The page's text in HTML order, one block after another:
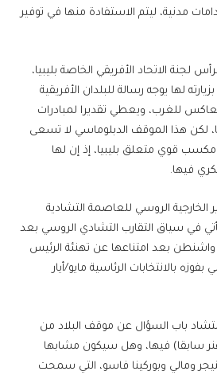
مدنية، ليتم الاستفادة منها في توفير
لجنة الاتحاد الأفريقي الخاصة بليبيا،
لها يوجه رسالة للبلدان الأفريقية
للغرب، ويعطي تقديرا لمبادرات
لكن هذا الموقف الدبلوماسي لا تسعى
قوي متعلق بليبيا، إذ إن لها
فيها.
الخارجية الروسي للعاصمة التشادية
في سياق التقارب التشادي الروسي بعد
بعد امتناعها عن تهنئة الرئيس
بالانتخابات الرئاسية مايو/أيار
لتشاد باب السؤال عن موقف البلاد من
سابقا) فيها، وهل سيكون مشابها
ومالي وبوركينا فاسو، التي سمحت